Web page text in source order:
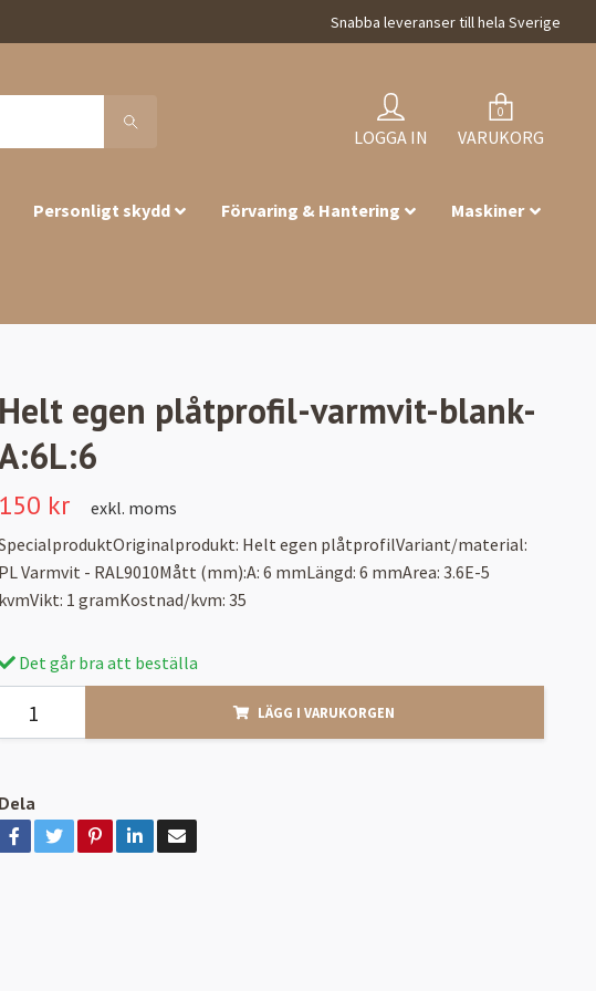
Snabba leveranser till hela Sverige
LOGGA IN
0
VARUKORG
Personligt skydd Förvaring & Hantering Maskiner
Helt egen plåtprofil-varmvit-blank-
150 kr
exkl. moms
Helt egen plåtprofilVariant/material:
PL Varmvit - RAL9010Mått (mm):A: 6 mmLängd: 6 mmArea: 3.6E-5
kvmVikt: 1 gramKostnad/kvm: 35
Det går bra att beställa
LÄGG I VARUKORGEN
Dela